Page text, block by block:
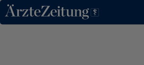
Direkt zum Inhaltsbereich